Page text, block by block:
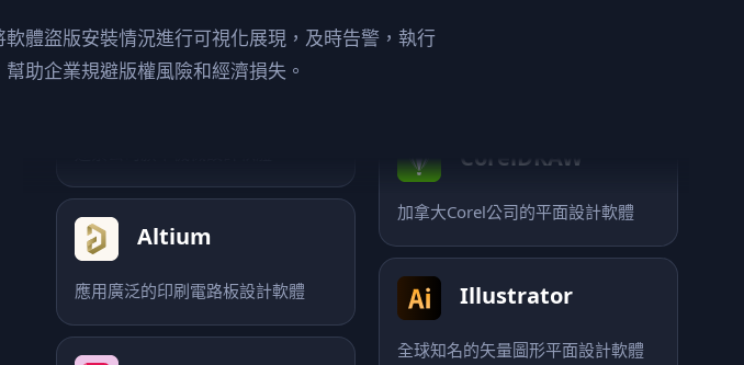
體盜版安裝情況進行可視化展現，及時告警，執行
助企業規避版權風險和經濟損失。
Soildworks
Altium
應用廣泛的印刷電路板設計軟體
AutoCAD
CorelDRAW
加拿大Corel公司的平面設計軟體
Illustrator